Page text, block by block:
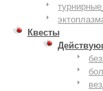
Квесты